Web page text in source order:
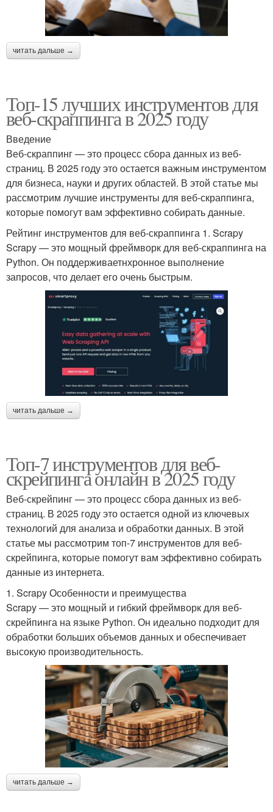
читать дальше →
Топ-15 лучших инструментов для
веб-скраппинга в 2025 году
Введение
Веб-скраппинг — это процесс сбора данных из веб-
страниц. В 2025 году это остается важным инструментом
для бизнеса, науки и других областей. В этой статье мы
рассмотрим лучшие инструменты для веб-скраппинга,
которые помогут вам эффективно собирать данные.
Рейтинг инструментов для веб-скраппинга 1. Scrapy
Scrapy — это мощный фреймворк для веб-скраппинга на
Python. Он поддерживаетнхронное выполнение
запросов, что делает его очень быстрым.
читать дальше →
Топ-7 инструментов для веб-
скрейпинга онлайн в 2025 году
Веб-скрейпинг — это процесс сбора данных из веб-
страниц. В 2025 году это остается одной из ключевых
технологий для анализа и обработки данных. В этой
статье мы рассмотрим топ-7 инструментов для веб-
скрейпинга, которые помогут вам эффективно собирать
данные из интернета.
1. Scrapy Особенности и преимущества
Scrapy — это мощный и гибкий фреймворк для веб-
скрейпинга на языке Python. Он идеально подходит для
обработки больших объемов данных и обеспечивает
высокую производительность.
читать дальше →